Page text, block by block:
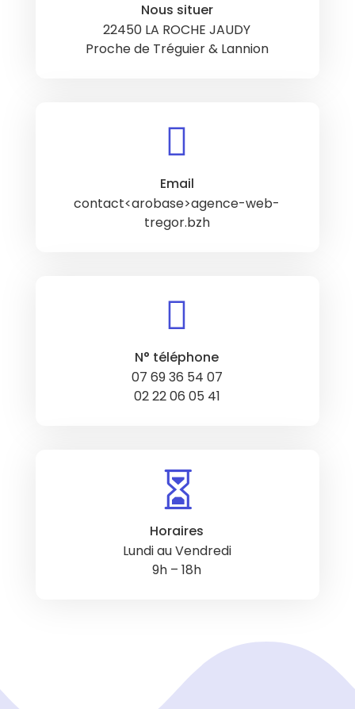
Nous situer
22450 LA ROCHE JAUDY
Proche de Tréguier & Lannion

Email
contact<arobase>agence-web-
tregor.bzh

N° téléphone
07 69 36 54 07
02 22 06 05 41

Horaires
Lundi au Vendredi
9h – 18h